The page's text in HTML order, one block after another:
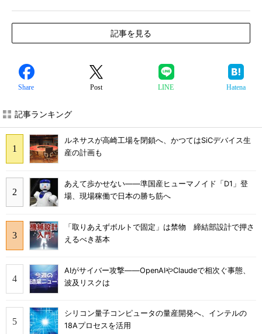
記事を見る
Share Post LINE Hatena
記事ランキング
ルネサスが高崎工場を閉鎖へ、かつてはSiCデバイス生
産の計画も
あえて歩かせない――準国産ヒューマノイド「D1」登
場、現場稼働で日本の勝ち筋へ
「取りあえずボルトで固定」は禁物 締結部設計で押さ
えるべき基本
AIがサイバー攻撃――OpenAIやClaudeで相次ぐ事態、
波及リスクは
シリコン量子コンピュータの量産開発へ、インテルの
18Aプロセスを活用